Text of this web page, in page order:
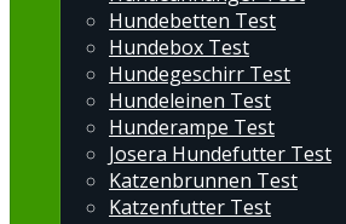
Hundebetten Test
Hundebox Test
Hundegeschirr Test
Hundeleinen Test
Hunderampe Test
Josera Hundefutter Test
Katzenbrunnen Test
Katzenfutter Test